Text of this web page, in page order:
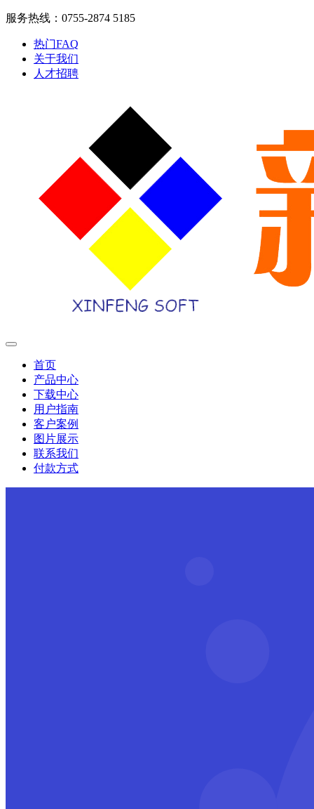
服务热线：0755-2874 5185
热门FAQ
关于我们
人才招聘
首页
产品中心
下载中心
用户指南
客户案例
图片展示
联系我们
付款方式